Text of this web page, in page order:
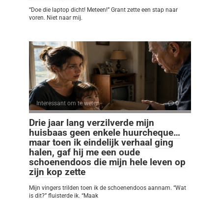
“Doe die laptop dicht! Meteen!” Grant zette een stap naar
voren. Niet naar mij.
Interessant om te weten 0
Drie jaar lang verzilverde mijn
huisbaas geen enkele huurcheque…
maar toen ik eindelijk verhaal ging
halen, gaf hij me een oude
schoenendoos die mijn hele leven op
zijn kop zette
Mijn vingers trilden toen ik de schoenendoos aannam. “Wat
is dit?” fluisterde ik. “Maak